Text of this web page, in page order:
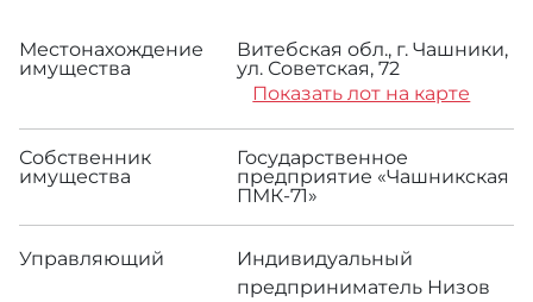
Местонахождение
имущества
Витебская обл., г. Чашники,
ул. Советская, 72
Показать лот на карте
Собственник
имущества
Государственное
предприятие «Чашникская
ПМК-71»
Управляющий
Индивидуальный
предприниматель Низов